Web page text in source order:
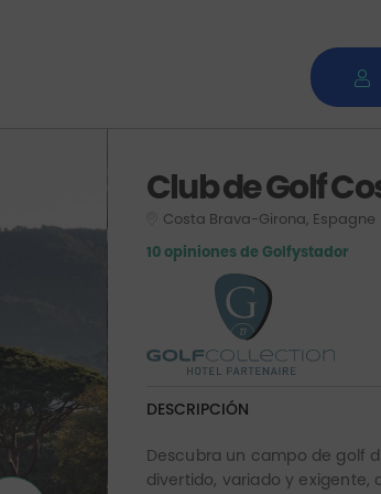
Club de Golf
Costa Brava-Girona, Espagne
10 opiniones de Golfystador
DESCRIPCIÓN
Descubra un campo de golf
divertido, variado y exigente,